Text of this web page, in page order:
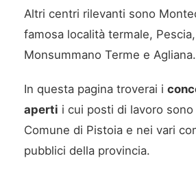
Altri centri rilevanti sono
famosa località termale,
Monsummano Terme e Agliana.
In questa pagina troverai i
aperti i cui posti di lavoro
Comune di Pistoia e nei vari
pubblici della provincia.